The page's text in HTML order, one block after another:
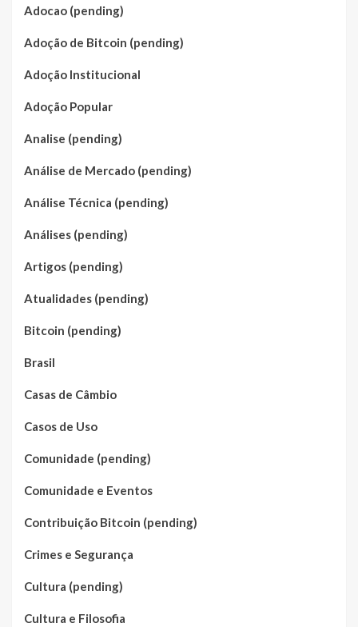
Adocao (pending)
Adoção de Bitcoin (pending)
Adoção Institucional
Adoção Popular
Analise (pending)
Análise de Mercado (pending)
Análise Técnica (pending)
Análises (pending)
Artigos (pending)
Atualidades (pending)
Bitcoin (pending)
Brasil
Casas de Câmbio
Casos de Uso
Comunidade (pending)
Comunidade e Eventos
Contribuição Bitcoin (pending)
Crimes e Segurança
Cultura (pending)
Cultura e Filosofia